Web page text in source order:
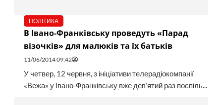
ПОЛІТИКА
В Івано-Франківську проведуть «Парад
візочків» для малюків та їх батьків
11/06/2014 09:42
У четвер, 12 червня, з ініціативи телерадіокомпанії
«Вежа» у Івано-Франківську вже дев’ятий раз поспіль...